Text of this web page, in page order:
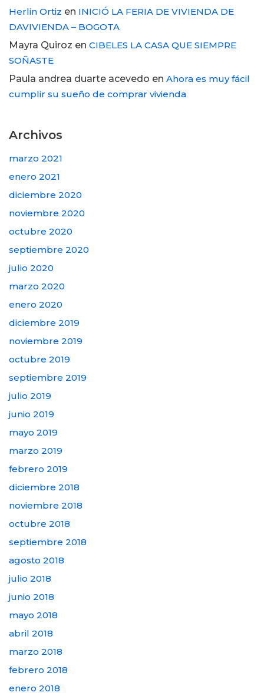
Herlin Ortiz en INICIÓ LA FERIA DE VIVIENDA DE
DAVIVIENDA – BOGOTA
Mayra Quiroz en CIBELES LA CASA QUE SIEMPRE
SOÑASTE
Paula andrea duarte acevedo en Ahora es muy fácil
cumplir su sueño de comprar vivienda
Archivos
marzo 2021
enero 2021
diciembre 2020
noviembre 2020
octubre 2020
septiembre 2020
julio 2020
marzo 2020
enero 2020
diciembre 2019
noviembre 2019
octubre 2019
septiembre 2019
julio 2019
junio 2019
mayo 2019
marzo 2019
febrero 2019
diciembre 2018
noviembre 2018
octubre 2018
septiembre 2018
agosto 2018
julio 2018
junio 2018
mayo 2018
abril 2018
marzo 2018
febrero 2018
enero 2018